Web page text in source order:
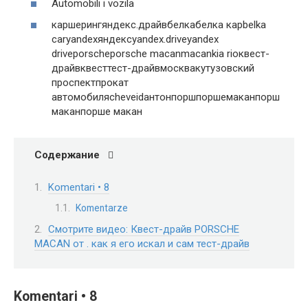
Automobili i vozila
каршерингяндекс.драйвбелкабелка карbelka
caryandexяндексyandex.driveyandex
driveporscheporsche macanmacankia rioквест-
драйвквесттест-драйвмосквакутузовский
проспектпрокат
автомобиляcheveidантонпоршпоршемаканпорш
маканпорше макан
Содержание
Komentari • 8
Komentarze
Смотрите видео: Квест-драйв PORSCHE
MACAN от . как я его искал и сам тест-драйв
Komentari • 8